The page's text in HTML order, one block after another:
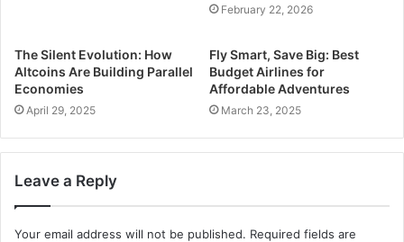
February 22, 2026
The Silent Evolution: How
Altcoins Are Building Parallel
Economies
April 29, 2025
Fly Smart, Save Big: Best
Budget Airlines for
Affordable Adventures
March 23, 2025
Leave a Reply
Your email address will not be published. Required fields are